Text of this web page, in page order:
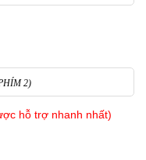
2)
hỗ trợ nhanh nhất)